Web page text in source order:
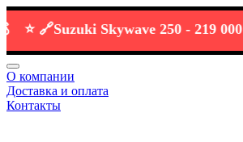
🔗Suzuki Skywave 250 -219 000 р 💰
О компании
Доставка и оплата
Контакты